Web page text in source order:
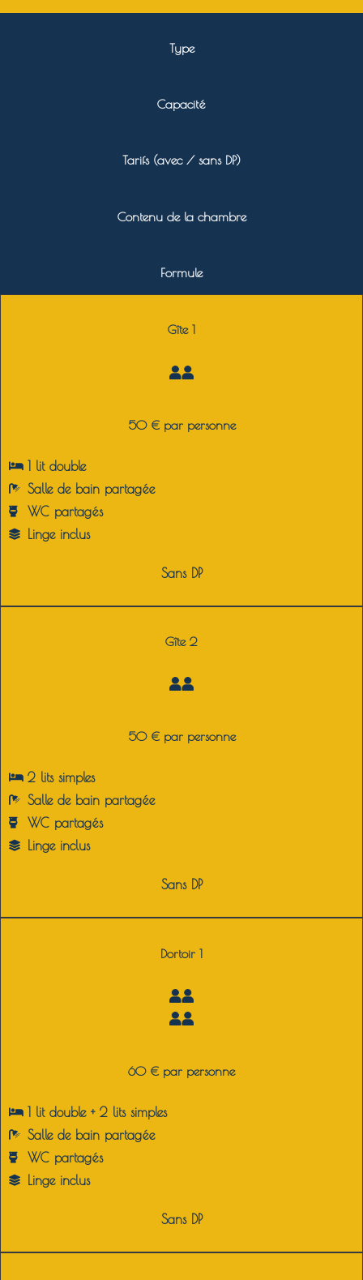
Type
Capacité
Tarifs (avec / sans DP)
Contenu de la chambre
Formule
Gîte 1
50 € par personne
1 lit double
Salle de bain partagée
WC partagés
Linge inclus
Sans DP
Gîte 2
50 € par personne
2 lits simples
Salle de bain partagée
WC partagés
Linge inclus
Sans DP
Dortoir 1
60 € par personne
1 lit double + 2 lits simples
Salle de bain partagée
WC partagés
Linge inclus
Sans DP